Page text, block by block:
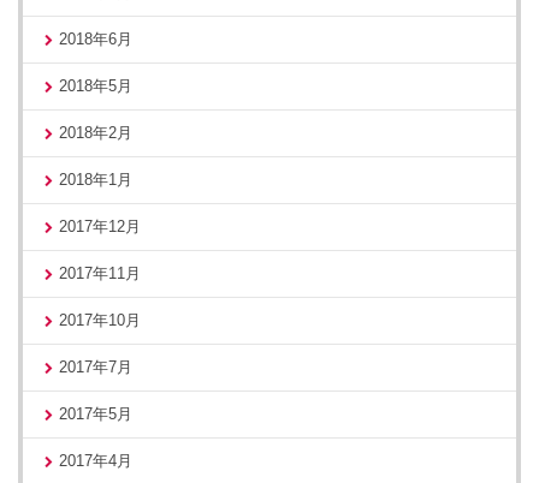
2018年6月
2018年5月
2018年2月
2018年1月
2017年12月
2017年11月
2017年10月
2017年7月
2017年5月
2017年4月